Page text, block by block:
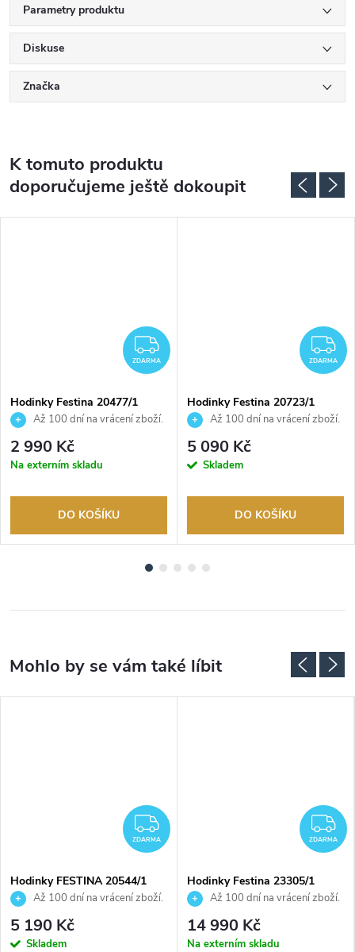
Parametry produktu
Diskuse
Značka
K tomuto produktu
doporučujeme ještě dokoupit
ZDARMA
ZDARMA
Hodinky Festina 20477/1
Až 100 dní na vrácení zboží.
Autorizovaný prodejce.
2 990 Kč
Na externím skladu
DO KOŠÍKU
ZDARMA
Hodinky Festina 20723/1
Až 100 dní na vrácení zboží.
Autorizovaný prodejce.
5 090 Kč
Skladem
DO KOŠÍKU
ZDARMA
ZDARMA
Hodinky FESTINA 20544/1
Až 100 dní na vrácení zboží.
Autorizovaný prodejce.
5 190 Kč
Skladem
ZDARMA
Hodinky Festina 23305/1
Až 100 dní na vrácení zboží.
Autorizovaný prodejce.
14 990 Kč
Na externím skladu